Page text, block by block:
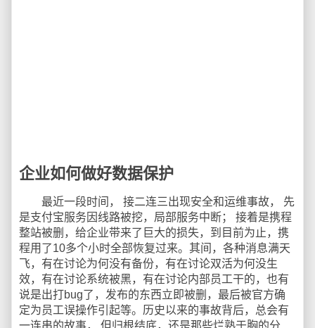
企业如何做好数据保护
最近一段时间， 接二连三出现安全和运维事故， 先
是支付宝服务因线路被挖，局部服务中断； 接着是携程
整站被删，给企业带来了巨大的损失，到目前为止，携
程用了10多个小时全部恢复过来。其间，各种消息满天
飞，有在讨论为何没有备份，有在讨论双活为何没生
效，有在讨论系统被黑，有在讨论内部员工干的，也有
说是出打bug了，发布的东西立即被删，最后被官方确
定为员工误操作引起等。历史以来的事故背后，总会有
一连串的故事， 但归根结底，还是那些烂熟于胸的分